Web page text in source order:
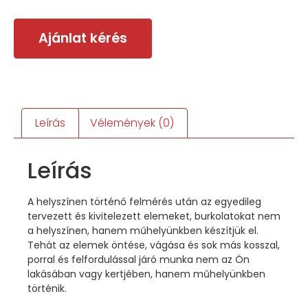
Ajánlat kérés
Leírás Vélemények (0)
Leírás
A helyszínen történő felmérés után az egyedileg
tervezett és kivitelezett elemeket, burkolatokat nem
a helyszínen, hanem műhelyünkben készítjük el.
Tehát az elemek öntése, vágása és sok más kosszal,
porral és felfordulással járó munka nem az Ön
lakásában vagy kertjében, hanem műhelyünkben
történik.